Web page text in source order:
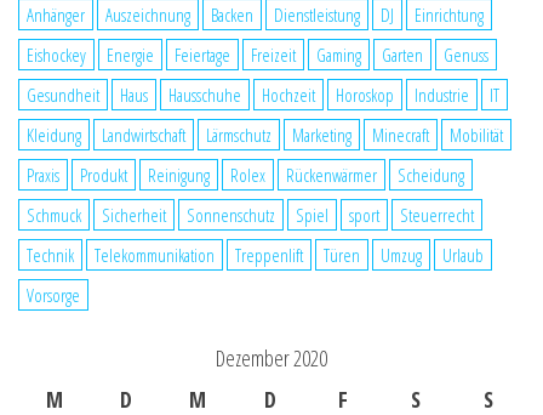
Anhänger Auszeichnung Backen Dienstleistung DJ
Einrichtung
Eishockey
Energie Feiertage Freizeit Gaming Garten
Genuss
Gesundheit
Haus Hausschuhe Hochzeit Horoskop Industrie
IT
Kleidung
Landwirtschaft Lärmschutz Marketing Minecraft
Mobilität
Praxis
Produkt Reinigung Rolex Rückenwärmer
Scheidung
Schmuck
Sicherheit Sonnenschutz Spiel sport
Steuerrecht
Technik
Telekommunikation Treppenlift Türen Umzug
Urlaub
Vorsorge
Dezember 2020
M
D M D F S
S